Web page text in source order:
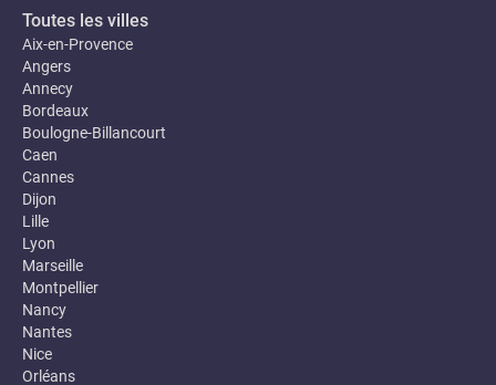
Toutes les villes
Aix-en-Provence
Angers
Annecy
Bordeaux
Boulogne-Billancourt
Caen
Cannes
Dijon
Lille
Lyon
Marseille
Montpellier
Nancy
Nantes
Nice
Orléans